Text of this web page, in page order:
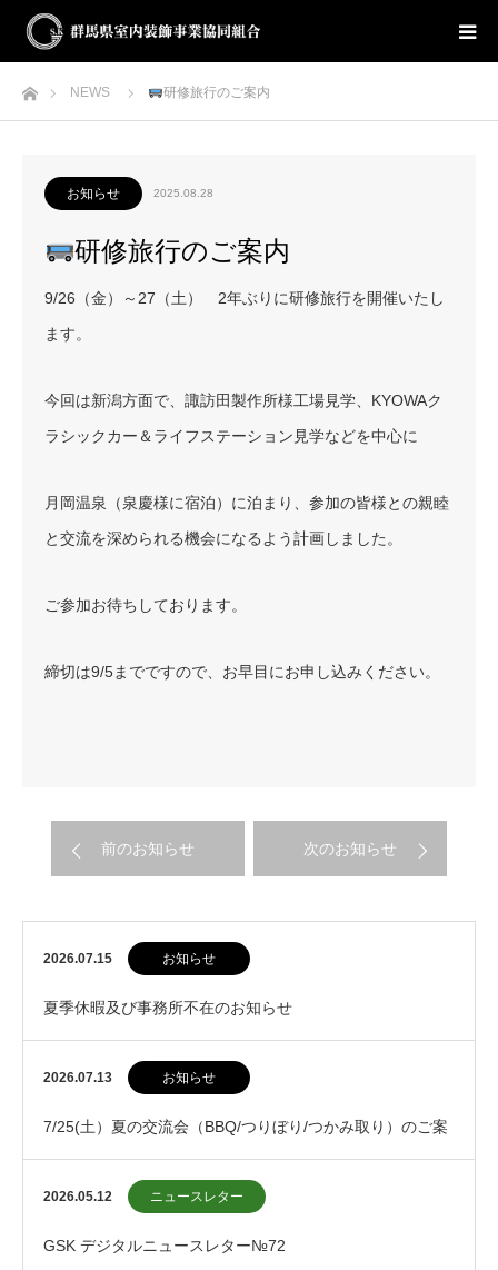
ホームNEWS 研修旅行のご案内
お知らせ 2025.08.28
研修旅行のご案内
9/26（金）～27（土） 2年ぶりに研修旅行を開催いたし
ます。
今回は新潟方面で、諏訪田製作所様工場見学、KYOWAク
ラシックカー＆ライフステーション見学などを中心に
月岡温泉（泉慶様に宿泊）に泊まり、参加の皆様との親睦
と交流を深められる機会になるよう計画しました。
ご参加お待ちしております。
締切は9/5までですので、お早目にお申し込みください。
前のお知らせ 次のお知らせ
2026.07.15 お知らせ
夏季休暇及び事務所不在のお知らせ
2026.07.13 お知らせ
7/25(土）夏の交流会（BBQ/つりぼり/つかみ取り）のご案
内
2026.05.12 ニュースレター
GSK デジタルニュースレター№72